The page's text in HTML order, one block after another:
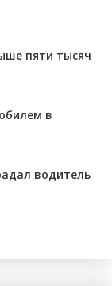
пяти тысяч
в
водитель